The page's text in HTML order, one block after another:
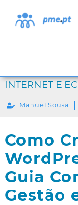
INTERNET E
Manuel Sousa
Como
Guia
Gestão